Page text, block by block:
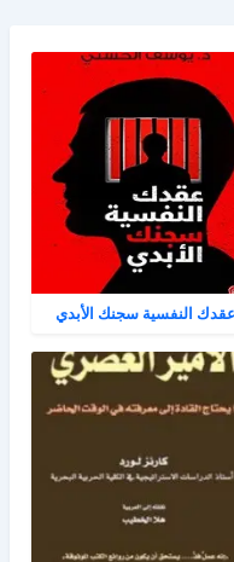
عقدك النفسية سجنك الأبدي